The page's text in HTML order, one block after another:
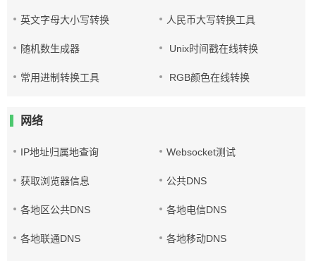
英文字母大小写转换 人民币大写转换工具
随机数生成器 Unix时间戳在线转换
常用进制转换工具 RGB颜色在线转换
网络
IP地址归属地查询 Websocket测试
获取浏览器信息 公共DNS
各地区公共DNS 各地电信DNS
各地联通DNS 各地移动DNS